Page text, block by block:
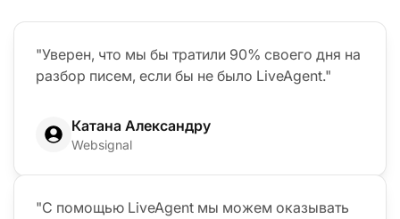
"Уверен, что мы бы тратили 90% своего дня на
разбор писем, если бы не было LiveAgent."
Катана Александру
Websignal
"С помощью LiveAgent мы можем оказывать